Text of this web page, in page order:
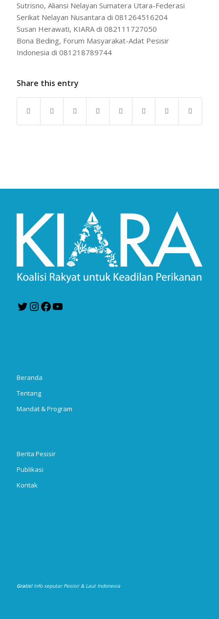
Sutrisno, Aliansi Nelayan Sumatera Utara-Federasi
Serikat Nelayan Nusantara di 081264516204
Susan Herawati, KIARA di 082111727050
Bona Beding, Forum Masyarakat-Adat Pesisir
Indonesia di 081218789744
Share this entry
TwitterInstagram
Facebook
Beranda
Tentang
Mandat & Program
Berita Pesisir
Publikasi
Kontak
Gratis! Info seputar Pesisir & Laut Indonesia